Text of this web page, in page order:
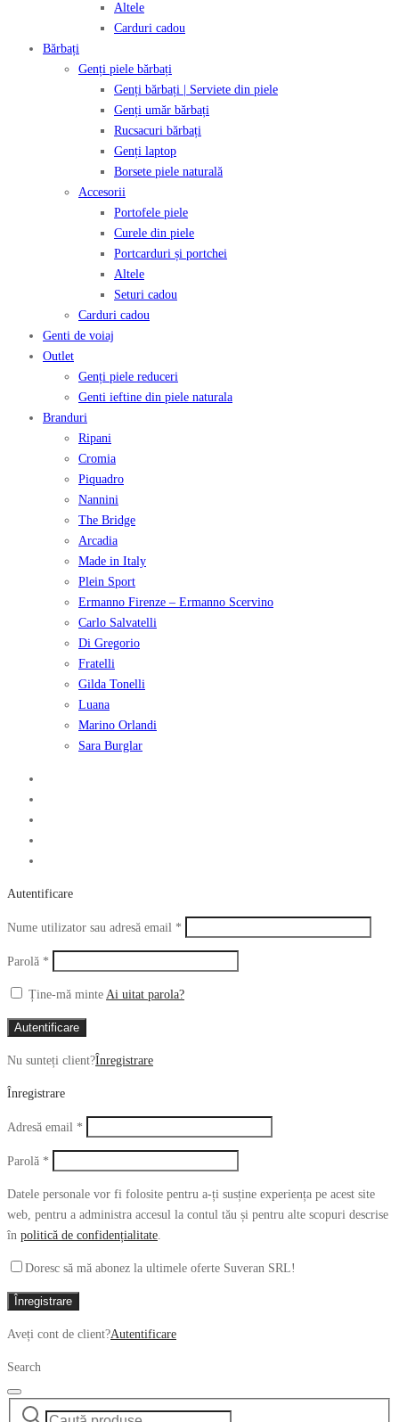
Altele
Carduri cadou
Bărbați
Genți piele bărbați
Genți bărbați | Serviete din piele
Genți umăr bărbați
Rucsacuri bărbați
Genți laptop
Borsete piele naturală
Accesorii
Portofele piele
Curele din piele
Portcarduri și portchei
Altele
Seturi cadou
Carduri cadou
Genti de voiaj
Outlet
Genți piele reduceri
Genti ieftine din piele naturala
Branduri
Ripani
Cromia
Piquadro
Nannini
The Bridge
Arcadia
Made in Italy
Plein Sport
Ermanno Firenze – Ermanno Scervino
Carlo Salvatelli
Di Gregorio
Fratelli
Gilda Tonelli
Luana
Marino Orlandi
Sara Burglar
Autentificare
Nume utilizator sau adresă email *
Parolă *
Ține-mă minte Ai uitat parola?
Autentificare
Nu sunteți client?Înregistrare
Înregistrare
Adresă email *
Parolă *
Datele personale vor fi folosite pentru a-ți susține experiența pe acest site
web, pentru a administra accesul la contul tău și pentru alte scopuri descrise
în politică de confidențialitate.
Doresc să mă abonez la ultimele oferte Suveran SRL!
Înregistrare
Aveți cont de client?Autentificare
Search
Caută